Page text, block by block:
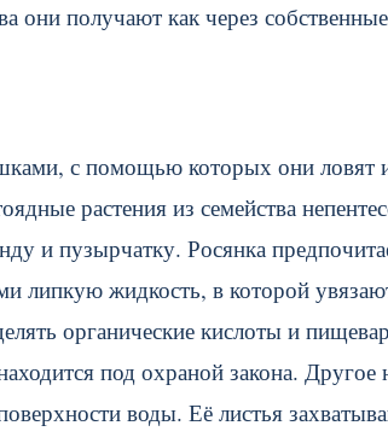
получают как через
с помощью которых они ловят
растения из семейства
и пузырчатку. Росянка
липкую жидкость, в которой
органические кислоты и
под охраной закона. Другое
воды. Её листья